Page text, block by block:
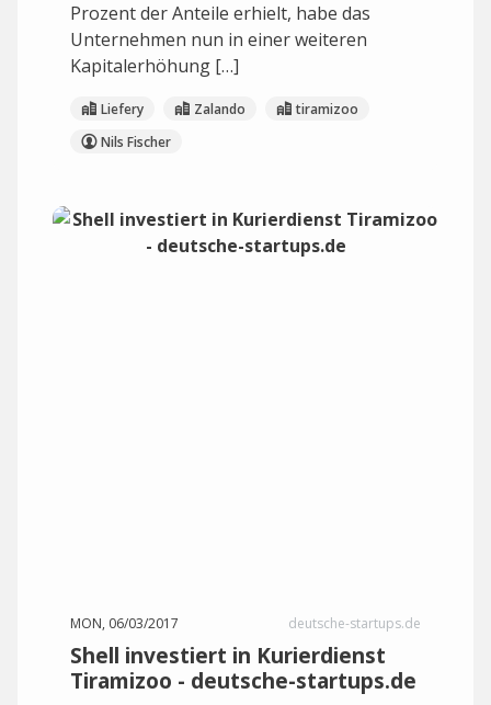
Prozent der Anteile erhielt, habe das
Unternehmen nun in einer weiteren
Kapitalerhöhung […]
Liefery Zalando
tiramizoo
Nils Fischer
MON, 06/03/2017 deutsche-startups.de
Shell investiert in Kurierdienst
Tiramizoo - deutsche-startups.de